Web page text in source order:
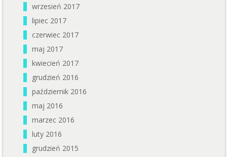
wrzesień 2017
lipiec 2017
czerwiec 2017
maj 2017
kwiecień 2017
grudzień 2016
październik 2016
maj 2016
marzec 2016
luty 2016
grudzień 2015